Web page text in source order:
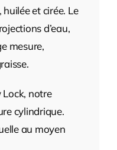
et cirée. Le
d’eau,
mesure,
Lock, notre
cylindrique.
au moyen